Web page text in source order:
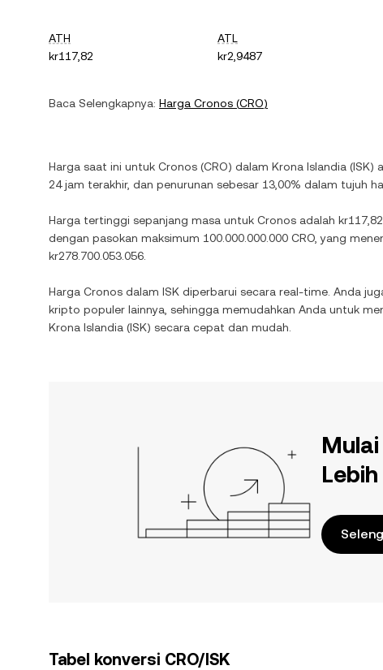
ATH
kr117,82
ATL
kr2,9487
Baca Selengkapnya: Harga Cronos (CRO)
Harga saat ini untuk Cronos (CRO) dalam Krona Islandia (ISK)
24 jam terakhir, dan penurunan sebesar 13,00% dalam tujuh
Harga tertinggi sepanjang masa untuk Cronos adalah kr117,82
dengan pasokan maksimum 100.000.000.000 CRO , yang
kr278.700.053.056
Harga Cronos dalam ISK diperbarui secara real-time. Anda
kripto populer lainnya, sehingga memudahkan Anda untuk
Krona Islandia (ISK) secara cepat dan mudah.
Tabel konversi CRO/ISK